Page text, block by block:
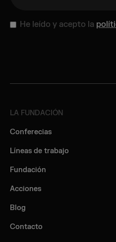
He leído y acepto la
LA FUNDACIÓN
Conferecias
Líneas de trabajo
Fundación
Acciones
Blog
Contacto